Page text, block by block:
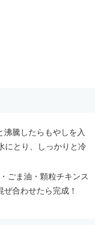
沸騰したらもやしを入
にとり、しっかりと冷
ごま油・顆粒チキンス
合わせたら完成！